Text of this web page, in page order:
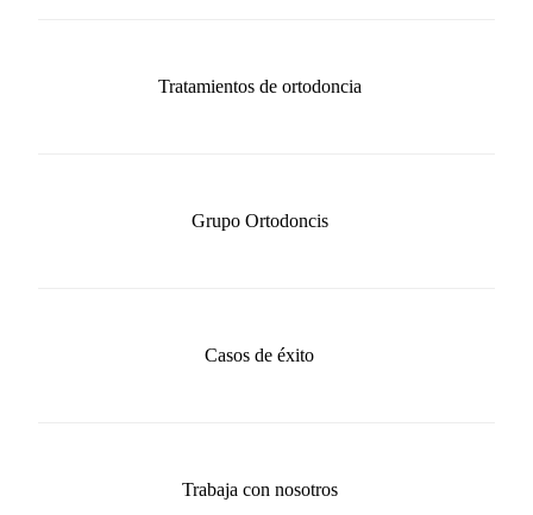
Tratamientos de ortodoncia
Grupo Ortodoncis
Casos de éxito
Trabaja con nosotros